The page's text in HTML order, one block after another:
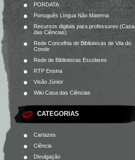
PORDATA
Português Língua Não Materna
Recursos digitais para professores (Casa
das Ciências)
Rede Concelhia de Bibliotecas de Vila do
Conde
Rede de Bibliotecas Escolares
RTP Ensina
Visão Júnior
Wiki Casa das Ciências
CATEGORIAS
Cartazes
Ciência
Divulgação